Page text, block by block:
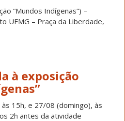
“Mundos Indígenas”) –
UFMG – Praça da Liberdade,
à exposição
15h, e 27/08 (domingo), às
2h antes da atividade